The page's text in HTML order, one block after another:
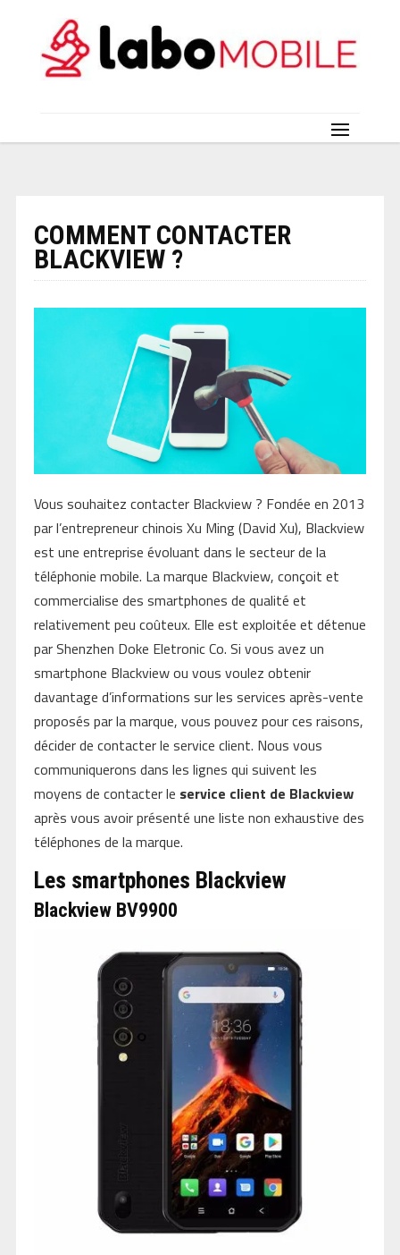
COMMENT CONTACTER
BLACKVIEW ?
Vous souhaitez contacter Blackview ? Fondée en 2013
par l’entrepreneur chinois Xu Ming (David Xu), Blackview
est une entreprise évoluant dans le secteur de la
téléphonie mobile. La marque Blackview, conçoit et
commercialise des smartphones de qualité et
relativement peu coûteux. Elle est exploitée et détenue
par Shenzhen Doke Eletronic Co. Si vous avez un
smartphone Blackview ou vous voulez obtenir
davantage d’informations sur les services après-vente
proposés par la marque, vous pouvez pour ces raisons,
décider de contacter le service client. Nous vous
communiquerons dans les lignes qui suivent les
moyens de contacter le service client de Blackview
après vous avoir présenté une liste non exhaustive des
téléphones de la marque.
Les smartphones Blackview
Blackview BV9900